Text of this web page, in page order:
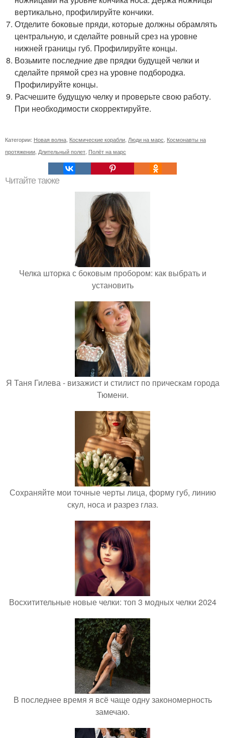
вертикально, профилируйте кончики.
Отделите боковые пряди, которые должны обрамлять
центральную, и сделайте ровный срез на уровне
нижней границы губ. Профилируйте концы.
Возьмите последние две прядки будущей челки и
сделайте прямой срез на уровне подбородка.
Профилируйте концы.
Расчешите будущую челку и проверьте свою работу.
При необходимости скорректируйте.
Категории: Новая волна Космические корабли Люди на марс Космонавты на
протяжении Длительный полет Полёт на марс
Читайте также
Челка шторка с боковым пробором: как выбрать и
установить
Я Таня Гилева - визажист и стилист по прическам города
Тюмени.
Сохраняйте мои точные черты лица, форму губ, линию
скул, носа и разрез глаз.
Восхитительные новые челки: топ 3 модных челки 2024
В последнее время я всё чаще одну закономерность
замечаю.